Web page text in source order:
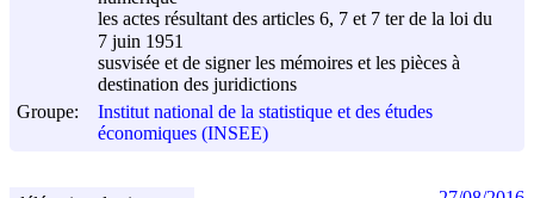
les actes résultant des articles 6, 7 et 7 ter de la loi du
7 juin 1951
susvisée et de signer les mémoires et les pièces à
destination des juridictions
Groupe:
Institut national de la statistique et des études
économiques (INSEE)